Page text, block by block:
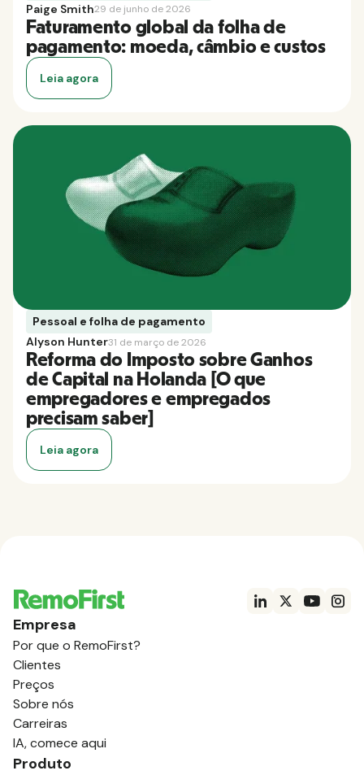
Paige Smith29 de junho de 2026
Faturamento global da folha de
pagamento: moeda, câmbio e custos
Leia agora
Pessoal e folha de pagamento
Alyson Hunter31 de março de 2026
Reforma do Imposto sobre Ganhos
de Capital na Holanda [O que
empregadores e empregados
precisam saber]
Leia agora
Empresa
Por que o RemoFirst?
Clientes
Preços
Sobre nós
Carreiras
IA, comece aqui
Produto